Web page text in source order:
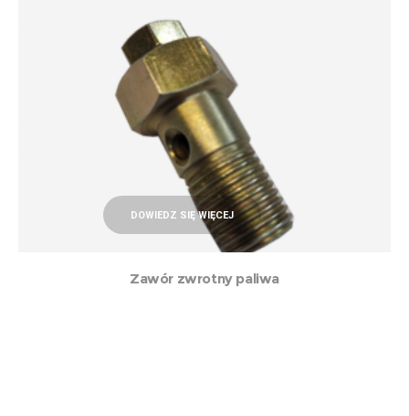
DOWIEDZ SIĘ WIĘCEJ
Zawór zwrotny paliwa